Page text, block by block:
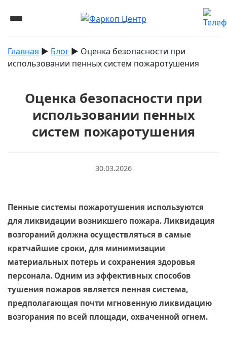
Главная ▶︎ Блог ▶︎ Оценка безопасности при
использовании пенных систем пожаротушения
Оценка безопасности при
использовании пенных
систем пожаротушения
30.03.2026
Пенные системы пожаротушения используются
для ликвидации возникшего пожара. Ликвидация
возгораний должна осуществляться в самые
кратчайшие сроки, для минимизации
материальных потерь и сохранения здоровья
персонала. Одним из эффективных способов
тушения пожаров является пенная система,
предполагающая почти мгновенную ликвидацию
возгорания по всей площади, охваченной огнем.